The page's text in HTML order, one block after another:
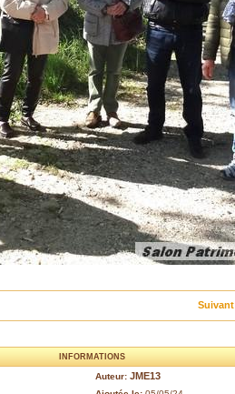
Suivant
INFORMATIONS
Auteur: JME13